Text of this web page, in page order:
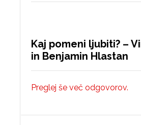
Kaj pomeni ljubiti? –
in Benjamin Hlastan
Preglej še več odgovorov.